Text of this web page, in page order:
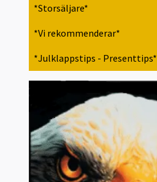
*Storsäljare*
*Vi rekommenderar*
*Julklappstips - Presenttips*